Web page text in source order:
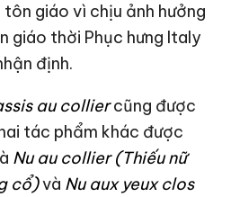
giáo vì chịu ảnh hưởng
giáo thời Phục hưng Italy
định.
au colliercũng được
tác phẩm khác được
Nu au collier (Thiếu nữ
cổ)và Nu aux yeux clos